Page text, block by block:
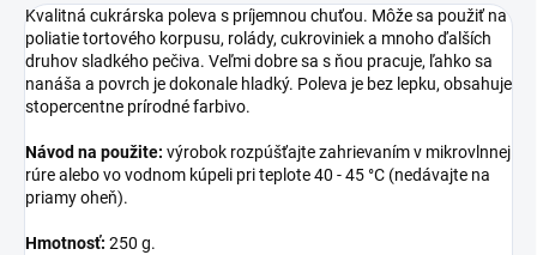
Kvalitná cukrárska poleva s príjemnou chuťou. Môže sa použiť na
poliatie tortového korpusu, rolády, cukroviniek a mnoho ďalších
druhov sladkého pečiva. Veľmi dobre sa s ňou pracuje, ľahko sa
nanáša a povrch je dokonale hladký. Poleva je bez lepku, obsahuje
stopercentne prírodné farbivo.
Návod na použite: výrobok rozpúšťajte zahrievaním v mikrovlnnej
rúre alebo vo vodnom kúpeli pri teplote 40 - 45 °C (nedávajte na
priamy oheň).
Hmotnosť: 250 g.